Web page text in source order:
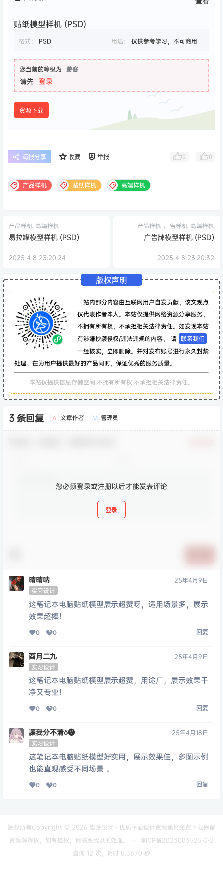
贴纸模型样机 (PSD)
格式： PSD 用途： 仅供参考学习，不可商用
您当前的等级为 游客
请先 登录
资源下载
海报分享 收藏 举报 0 0
产品样机 贴纸样机 高端样机
产品样机 高端样机
易拉罐模型样机 (PSD)
2025-4-8 23:20:24
产品样机 广告样机 高端样机
广告牌模型样机 (PSD)
2025-4-8 23:20:32
版权声明
站内部分内容由互联网用户自发贡献，该文观点
仅代表作者本人。本站仅提供网络资源分享服务，
不拥有所有权，不承担相关法律责任。如发现本站
有涉嫌抄袭侵权/违法违规的内容， 请 联系我们
一经核实，立即删除。并对发布账号进行永久封禁
处理。在为用户提供最好的产品同时，保证优秀的服务质量。
本站仅提供信息存储空间,不拥有所有权,不承担相关法律责任。
3 条回复 A 文章作者 M 管理员
您必须登录或注册以后才能发表评论
登录
晴晴呐
实习设计
25年4月9日
这笔记本电脑贴纸模型展示超赞呀，适用场景多，展示
效果超棒！
0 0 回复
酉月二九
实习设计
25年4月9日
这笔记本电脑贴纸模型展示超赞，用途广，展示效果干
净又专业！
0 0 回复
讓我分不清δ🅥
实习设计
25年4月18日
这笔记本电脑贴纸模型好实用，展示效果佳，多图示例
也能直观感受不同场景 。
0 0 回复
版权所有Copyright © 2026 蜜芽设计 - 优质平面设计资源素材免费下载保留
资源解释权，如有侵权，请联系我及时处理。
・
琼ICP备2023003525号-2
查询 12 次，耗时 0.3670 秒